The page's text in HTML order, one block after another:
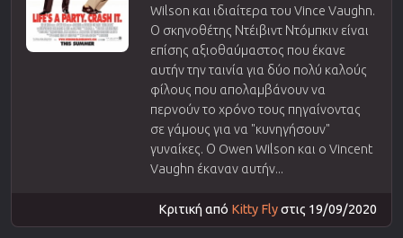
Wilson και ιδιαίτερα του Vince Vaughn.
Ο σκηνοθέτης Ντέιβιντ Ντόμπκιν είναι
επίσης αξιοθαύμαστος που έκανε
αυτήν την ταινία για δύο πολύ καλούς
φίλους που απολαμβάνουν να
περνούν το χρόνο τους πηγαίνοντας
σε γάμους για να "κυνηγήσουν"
γυναίκες. Ο Owen Wilson και ο Vincent
Vaughn έκαναν αυτήν...
Κριτική από Kitty Flyστις 19/09/2020